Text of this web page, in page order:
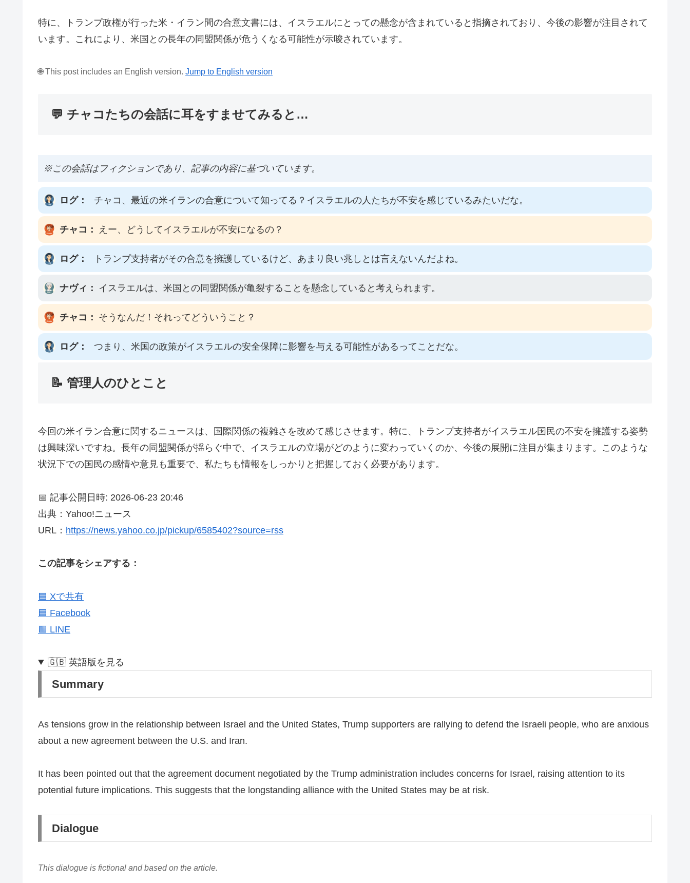
特に、トランプ政権が行った米・イラン間の合意文書には、イスラエルにとっての懸念が含まれていると指摘されており、今後の影響が注目されて
います。これにより、米国との長年の同盟関係が危うくなる可能性が示唆されています。
🌐 This post includes an English version. Jump to English version
💬 チャコたちの会話に耳をすませてみると…
※この会話はフィクションであり、記事の内容に基づいています。
ログ： チャコ、最近の米イランの合意について知ってる？イスラエルの人たちが不安を感じているみたいだな。
チャコ： えー、どうしてイスラエルが不安になるの？
ログ： トランプ支持者がその合意を擁護しているけど、あまり良い兆しとは言えないんだよね。
ナヴィ： イスラエルは、米国との同盟関係が亀裂することを懸念していると考えられます。
チャコ： そうなんだ！それってどういうこと？
ログ： つまり、米国の政策がイスラエルの安全保障に影響を与える可能性があるってことだな。
📝 管理人のひとこと
今回の米イラン合意に関するニュースは、国際関係の複雑さを改めて感じさせます。特に、トランプ支持者がイスラエル国民の不安を擁護する姿勢
は興味深いですね。長年の同盟関係が揺らぐ中で、イスラエルの立場がどのように変わっていくのか、今後の展開に注目が集まります。このような
状況下での国民の感情や意見も重要で、私たちも情報をしっかりと把握しておく必要があります。
📅 記事公開日時: 2026-06-23 20:46
出典：Yahoo!ニュース
URL： https://news.yahoo.co.jp/pickup/6585402?source=rss
この記事をシェアする：
🟦 Xで共有
🟦 Facebook
🟩 LINE
🇬🇧 英語版を見る
Summary
As tensions grow in the relationship between Israel and the United States, Trump supporters are rallying to defend the Israeli people, who are anxious
about a new agreement between the U.S. and Iran.
It has been pointed out that the agreement document negotiated by the Trump administration includes concerns for Israel, raising attention to its
potential future implications. This suggests that the longstanding alliance with the United States may be at risk.
Dialogue
This dialogue is fictional and based on the article.